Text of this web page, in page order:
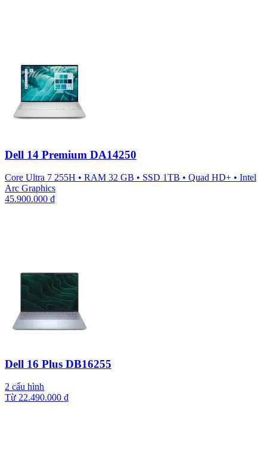
Dell 14 Premium DA14250
Core Ultra 7 255H • RAM 32 GB • SSD 1TB • Quad HD+ • Intel
Arc Graphics
45.900.000 ₫
Dell 16 Plus DB16255
2 cấu hình
Từ 22.490.000 ₫